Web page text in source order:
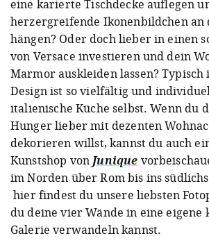
eine karierte Tischdecke auflegen
herzergreifende Ikonenbildchen an
hängen? Oder doch lieber in einen
von Versace investieren und dein
Marmor auskleiden lassen? Typisch
Design ist so vielfältig und
italienische Küche selbst. Wenn du
Hunger lieber mit dezenten
dekorieren willst, kannst du auch
Kunstshop von Junique
im Norden über Rom bis ins
hier findest du unsere liebsten
du deine vier Wände in eine eigene
Galerie verwandeln kannst.